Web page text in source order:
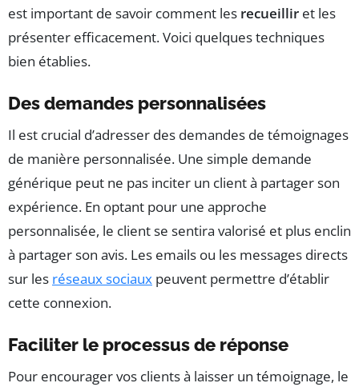
est important de savoir comment les recueillir et les
présenter efficacement. Voici quelques techniques
bien établies.
Des demandes personnalisées
Il est crucial d’adresser des demandes de témoignages
de manière personnalisée. Une simple demande
générique peut ne pas inciter un client à partager son
expérience. En optant pour une approche
personnalisée, le client se sentira valorisé et plus enclin
à partager son avis. Les emails ou les messages directs
sur les réseaux sociaux peuvent permettre d’établir
cette connexion.
Faciliter le processus de réponse
Pour encourager vos clients à laisser un témoignage, le